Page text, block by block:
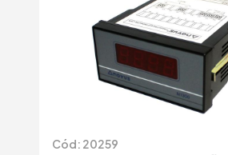
Cód: 20259